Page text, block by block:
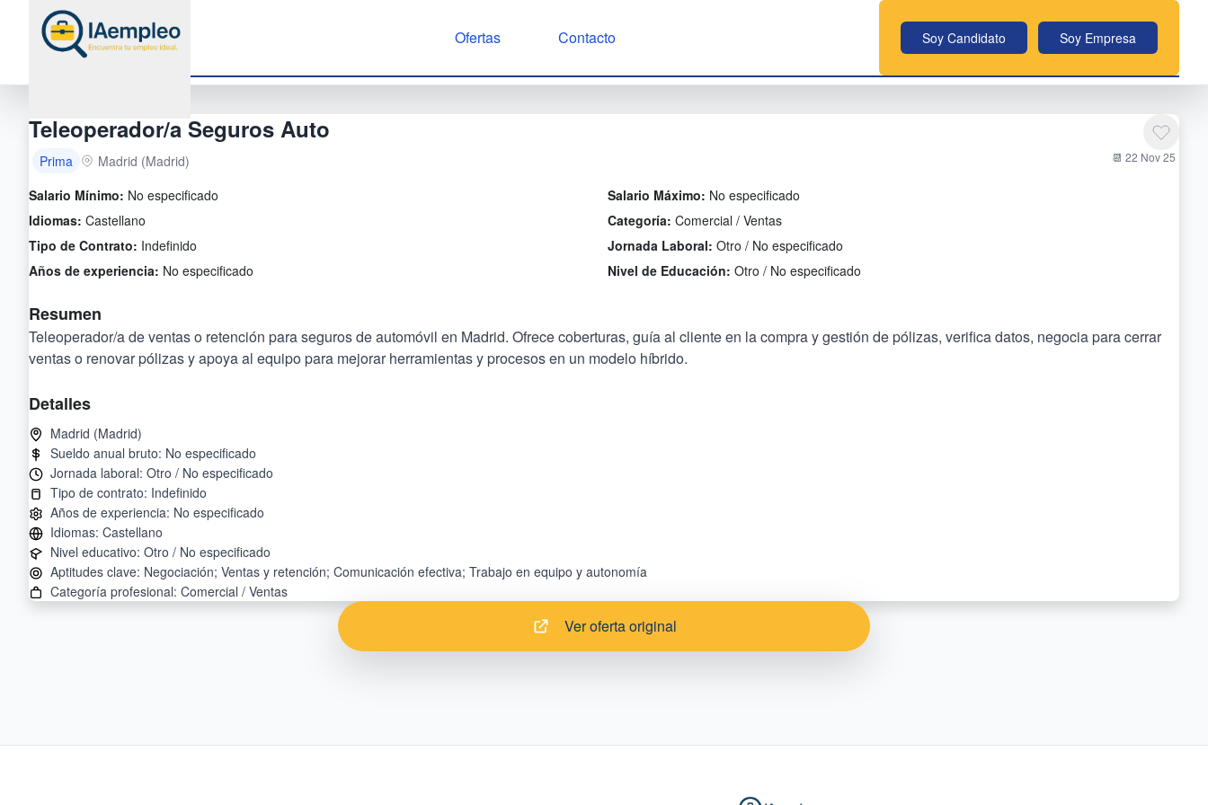
Ofertas Contacto Soy Candidato Soy Empresa
Teleoperador/a Seguros Auto
Prima Madrid (Madrid) 📆 22 Nov 25
Salario Mínimo: No especificado Salario Máximo: No especificado
Idiomas: Castellano Categoría: Comercial / Ventas
Tipo de Contrato: Indefinido Jornada Laboral: Otro / No especificado
Años de experiencia: No especificado Nivel de Educación: Otro / No especificado
Resumen
Teleoperador/a de ventas o retención para seguros de automóvil en Madrid. Ofrece coberturas, guía al cliente en la compra y gestión de pólizas, verifica datos, negocia para cerrar
ventas o renovar pólizas y apoya al equipo para mejorar herramientas y procesos en un modelo híbrido.
Detalles
Ver oferta original